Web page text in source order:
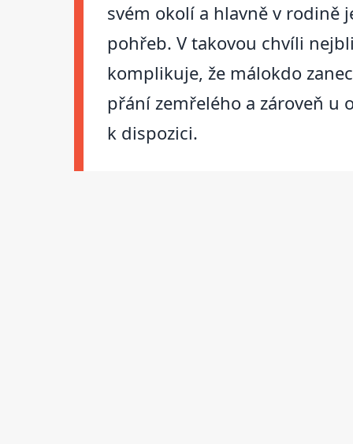
svém okolí a hlavně v rodině
pohřeb. V takovou chvíli
komplikuje, že málokdo
přání zemřelého a zároveň u
k dispozici.